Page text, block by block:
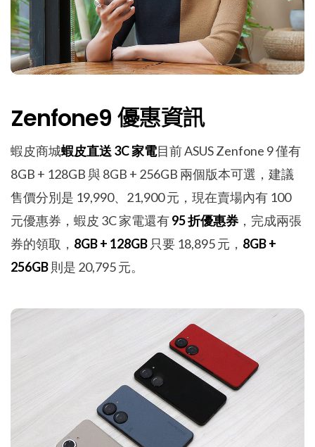
Zenfone9 優惠資訊
蝦皮商城蝦皮直送 3C 家電目前 ASUS Zenfone 9 僅有
8GB + 128GB 與 8GB + 256GB 兩個版本可選，建議
售價分別是 19,990、21,900 元，現在賣場內有 100
元優惠券，蝦皮 3C 家電還有95 折優惠券，完成兩張
券的領取， 8GB + 128GB 只要 18,895 元， 8GB +
256GB 則是 20,795 元。